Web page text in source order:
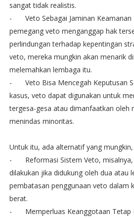
sangat tidak realistis.
-
Veto Sebagai Jaminan
pemegang veto menganggap hak
perlindungan terhadap kepentingan
veto, mereka mungkin akan menarik
melemahkan lembaga itu.
-
Veto Bisa Mencegah Keputusan
kasus, veto dapat digunakan untuk
tergesa-gesa atau dimanfaatkan oleh
menindas minoritas.
Untuk itu, ada alternatif yang
-
Reformasi Sistem Veto,
dilakukan jika didukung oleh dua atau
pembatasan penggunaan veto dalam
berat.
-
Memperluas Keanggotaan Tetap